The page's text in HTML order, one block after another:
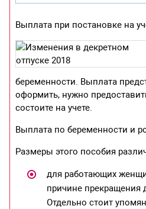
Выплата при постановке на
беременности. Выплата
оформить, нужно
состоите на учете.
Выплата по беременности и
Размеры этого пособия
для работающих
причине прекращения
Отдельно стоит